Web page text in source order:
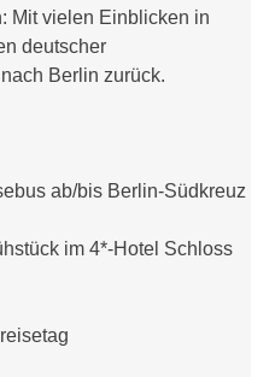
Mit vielen Einblicken in
deutscher
Berlin zurück.
ab/bis Berlin-Südkreuz
im 4*-Hotel Schloss